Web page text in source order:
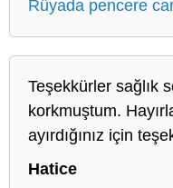
Rüyada pencere
Teşekkürler sağlık
korkmuştum.
ayırdığınız için
Hatice